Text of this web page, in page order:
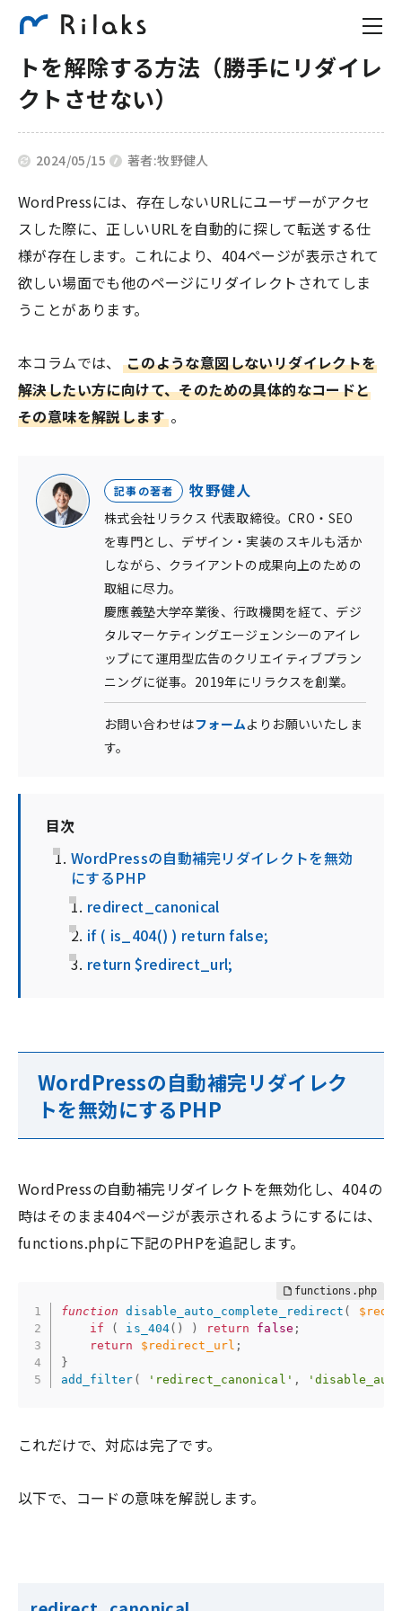
WordPressの自動補完リダイレク
トを解除する方法（勝手にリダイレ
クトさせない）
2024/05/15 著者:牧野健人
WordPressには、存在しないURLにユーザーがアクセ
スした際に、正しいURLを自動的に探して転送する仕
様が存在します。これにより、404ページが表示されて
欲しい場面でも他のページにリダイレクトされてしま
うことがあります。
本コラムでは、
このような意図しないリダイレクトを
解決したい方に向けて、そのための具体的なコードと
その意味を解説します 。
記事の著者 牧野健人
株式会社リラクス 代表取締役。CRO・SEO
を専門とし、デザイン・実装のスキルも活か
しながら、クライアントの成果向上のための
取組に尽力。
慶應義塾大学卒業後、行政機関を経て、デジ
タルマーケティングエージェンシーのアイレ
ップにて運用型広告のクリエイティブプラン
ニングに従事。2019年にリラクスを創業。
お問い合わせはフォームよりお願いいたしま
す。
目次
WordPressの自動補完リダイレクトを無効
にするPHP
redirect_canonical
if ( is_404() ) return false;
return $redirect_url;
WordPressの自動補完リダイレク
トを無効にするPHP
WordPressの自動補完リダイレクトを無効化し、404の
時はそのまま404ページが表示されるようにするには、
functions.phpに下記のPHPを追記します。
function disable_auto_complete_redirect (
if
( is_404( ) ) return false ;
return
$redirect_url ;
}
add_filter ( 'redirect_canonical' ,
これだけで、対応は完了です。
以下で、コードの意味を解説します。